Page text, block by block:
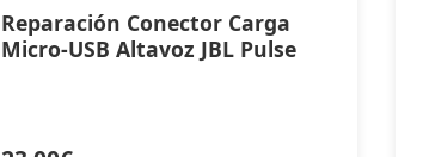
Reparación Conector Carga
Micro-USB Altavoz JBL Pulse